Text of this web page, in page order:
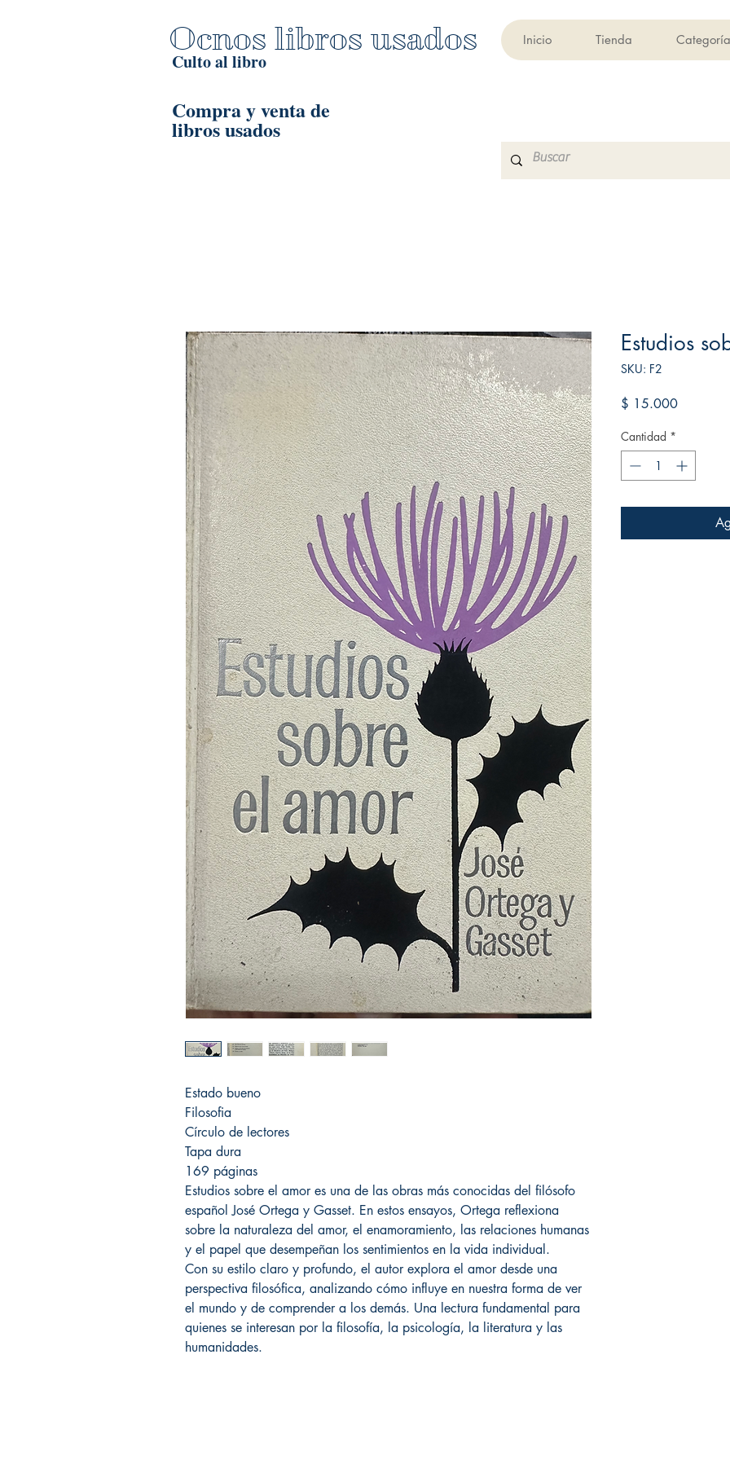
Culto al libro
Compra y venta de
libros usados
Ocnos libros usados Inicio Tienda
Estado bueno
Filosofia
Círculo de lectores
Tapa dura
169 páginas
Estudios sobre el amor es una de las obras más conocidas del filósofo
español José Ortega y Gasset. En estos ensayos, Ortega reflexiona
sobre la naturaleza del amor, el enamoramiento, las relaciones humanas
y el papel que desempeñan los sentimientos en la vida individual.
Con su estilo claro y profundo, el autor explora el amor desde una
perspectiva filosófica, analizando cómo influye en nuestra forma de ver
el mundo y de comprender a los demás. Una lectura fundamental para
quienes se interesan por la filosofía, la psicología, la literatura y las
humanidades.
Estudios
SKU: F2
$ 15.000Precio
Cantidad *